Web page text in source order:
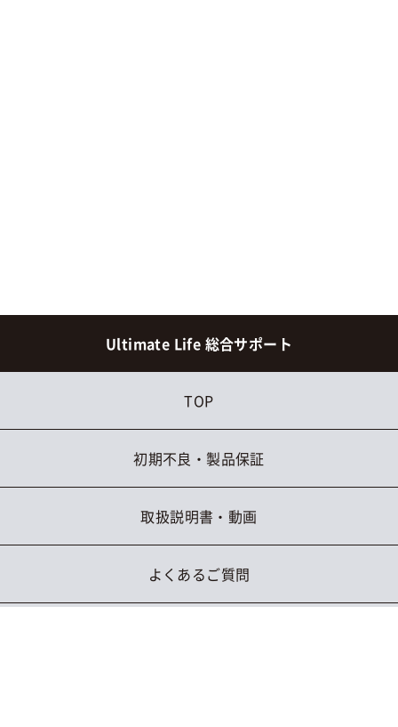
Ultimate Life 総合サポート
TOP
初期不良・製品保証
取扱説明書・動画
よくあるご質問